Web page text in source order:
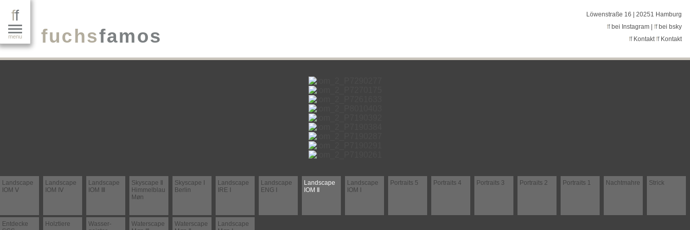
ff
menu
Löwenstraße 16 | 20251 Hamburg
ffbei Instagram ffbei bsky
ffKontakt ffKontakt
fuchsfamos
Landscape
IOM Ⅴ
Landscape
IOM Ⅳ
Landscape
IOM Ⅲ
Skyscape Ⅱ
Himmel­blau
Møn
Skyscape Ⅰ
Berlin
Landscape
IRE Ⅰ
Landscape
ENG Ⅰ
Landscape
IOM Ⅱ
Landscape
IOM Ⅰ
Portraits 5 Portraits 4 Portraits 3 Portraits 2 Portraits 1 Nachtmahre Strick
Entdecke
Holztiere
Wasser­
Waterscape
Waterscape
Landscape